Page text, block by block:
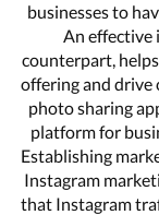
businesses to
An effective
counterpart,
offering and drive
photo sharing
platform for
Establishing
Instagram
that Instagram